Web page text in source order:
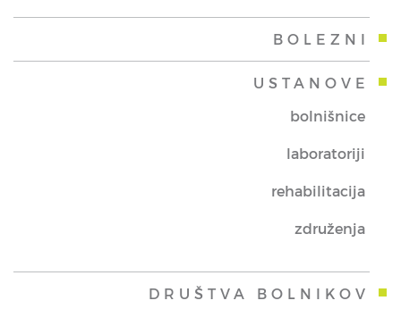
BOLEZNI
USTANOVE
bolnišnice
laboratoriji
rehabilitacija
združenja
DRUŠTVA BOLNIKOV